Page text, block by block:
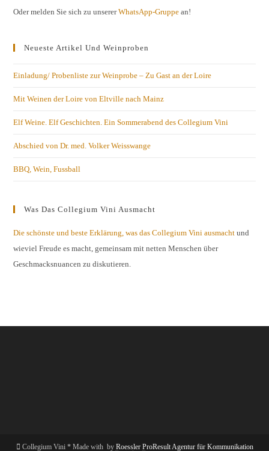
Oder melden Sie sich zu unsererWhatsApp-Gruppe an!
Neueste Artikel Und Weinproben
Einladung/ Probenliste zur Weinprobe – Zu Gast an der Loire
Mit Weinen der Loire von Eltville nach Mainz
Elf Weine. Elf Geschichten. Ein Sommerabend des Collegium Vini
Abschied von Dr. med. Volker Weisswange
BBQ, Wein, Fussball
Was Das Collegium Vini Ausmacht
Die schönste und beste Erklärung, was das Collegium Vini ausmacht und
wieviel Freude es macht, gemeinsam mit netten Menschen über
Geschmacksnuancen zu diskutieren.
Collegium Vini * Made with by Roessler ProResult Agentur für Kommunikation